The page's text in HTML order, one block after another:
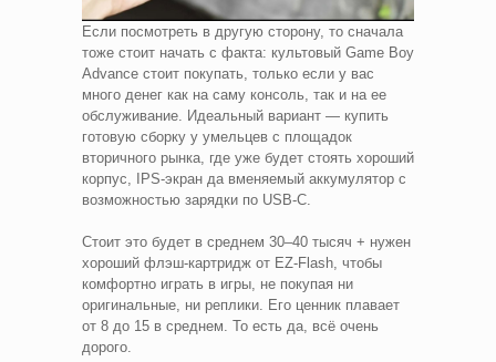
Если посмотреть в другую сторону, то сначала
тоже стоит начать с факта: культовый Game Boy
Advance стоит покупать, только если у вас
много денег как на саму консоль, так и на ее
обслуживание. Идеальный вариант — купить
готовую сборку у умельцев с площадок
вторичного рынка, где уже будет стоять хороший
корпус, IPS-экран да вменяемый аккумулятор с
возможностью зарядки по USB-C.
Стоит это будет в среднем 30–40 тысяч + нужен
хороший флэш-картридж от EZ-Flash, чтобы
комфортно играть в игры, не покупая ни
оригинальные, ни реплики. Его ценник плавает
от 8 до 15 в среднем. То есть да, всё очень
дорого.